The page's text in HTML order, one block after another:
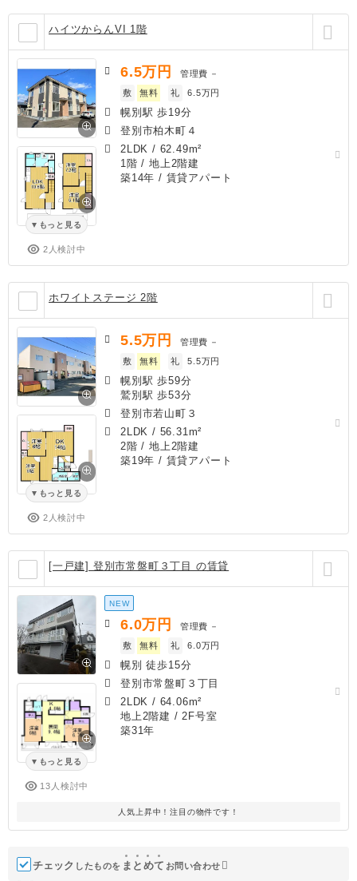
ハイツからんVI 1階
もっと見る
2人検討中
6.5万円 管理費 －
敷
無料 礼 6.5万円
幌別駅 歩19分
登別市柏木町４
2LDK / 62.49m²
1階 / 地上2階建
築14年 / 賃貸アパート
ホワイトステージ 2階
もっと見る
2人検討中
5.5万円 管理費 －
敷
無料 礼 5.5万円
幌別駅 歩59分
鷲別駅 歩53分
登別市若山町３
2LDK / 56.31m²
2階 / 地上2階建
築19年 / 賃貸アパート
[一戸建] 登別市常盤町３丁目 の賃貸
もっと見る
13人検討中
NEW
6.0万円 管理費 －
敷
無料 礼 6.0万円
幌別 徒歩15分
登別市常盤町３丁目
2LDK / 64.06m²
地上2階建 / 2F号室
築31年
人気上昇中！注目の物件です！
チェック したものを ま と めて お問い合わせ